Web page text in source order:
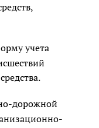
учета
дорожной